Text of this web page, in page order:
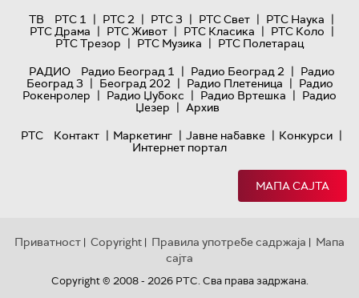
ТВ
РТС 1 | РТС 2 | РТС 3 | РТС Свет | РТС Наука |
РТС Драма | РТС Живот | РТС Класика | РТС Коло |
РТС Трезор | РТС Музика | РТС Полетарац
РАДИО
Радио Београд 1 | Радио Београд 2 | Радио
Београд 3 | Београд 202 | Радио Плетеница | Радио
Рокенролер | Радио Џубокс | Радио Вртешка | Радио
Џезер | Архив
РТС
Контакт | Маркетинг | Јавне набавке | Конкурси |
Интернет портал
МАПА САЈТА
Приватност | Copyright | Правила употребе садржаја | Мапа
сајта
Copyright © 2008 - 2026 РТС. Сва права задржана.